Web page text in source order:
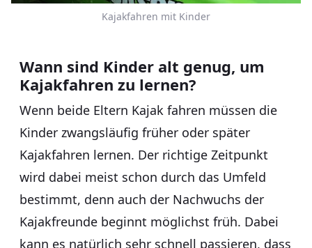
Kajakfahren mit Kinder
Wann sind Kinder alt genug, um
Kajakfahren zu lernen?
Wenn beide Eltern Kajak fahren müssen die
Kinder zwangsläufig früher oder später
Kajakfahren lernen. Der richtige Zeitpunkt
wird dabei meist schon durch das Umfeld
bestimmt, denn auch der Nachwuchs der
Kajakfreunde beginnt möglichst früh. Dabei
kann es natürlich sehr schnell passieren, dass